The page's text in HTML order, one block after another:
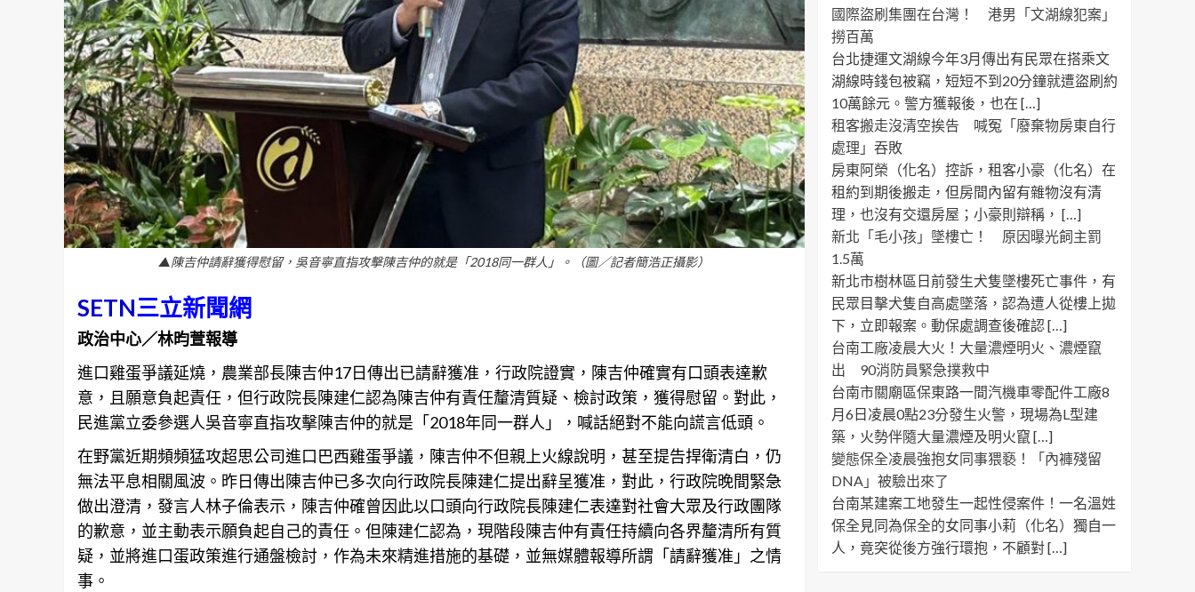
▲陳吉仲請辭獲得慰留，吳音寧直指攻擊陳吉仲的就是「2018同一群人」。（圖／記者簡浩正攝影）
SETN三立新聞網
政治中心／林昀萱報導
進口雞蛋爭議延燒， 農業部長陳吉仲17日傳出已請辭獲准，行政院證實，陳吉仲確實有口頭表達歉
意，且願意負起責任，但行政院長陳建仁認為陳吉仲有責任釐清質疑、檢討政策，獲得慰留。對此，
民進黨立委參選人吳音寧直指攻擊陳吉仲的就是「2018年同一群人」，喊話絕對不能向謊言低頭。
在野黨近期頻頻猛攻超思公司進口巴西雞蛋爭議，陳吉仲不但親上火線說明，甚至提告捍衛清白，仍
無法平息相關風波。昨日傳出陳吉仲已多次向行政院長陳建仁提出辭呈獲准，對此，行政院晚間緊急
做出澄清，發言人林子倫表示，陳吉仲確曾因此以口頭向行政院長陳建仁表達對社會大眾及行政團隊
的歉意，並主動表示願負起自己的責任。但陳建仁認為，現階段陳吉仲有責任持續向各界釐清所有質
疑，並將進口蛋政策進行通盤檢討，作為未來精進措施的基礎，並無媒體報導所謂「請辭獲准」之情
事。
國際盜刷集團在台灣！ 港男「文湖線犯案」
撈百萬
台北捷運文湖線今年3月傳出有民眾在搭乘文
湖線時錢包被竊，短短不到20分鐘就遭盜刷約
10萬餘元。警方獲報後，也在 […]
租客搬走沒清空挨告 喊冤「廢棄物房東自行
處理」吞敗
房東阿榮（化名）控訴，租客小豪（化名）在
租約到期後搬走，但房間內留有雜物沒有清
理，也沒有交還房屋；小豪則辯稱， […]
新北「毛小孩」墜樓亡！ 原因曝光飼主罰
1.5萬
新北市樹林區日前發生犬隻墜樓死亡事件，有
民眾目擊犬隻自高處墜落，認為遭人從樓上拋
下，立即報案。動保處調查後確認 […]
台南工廠凌晨大火！大量濃煙明火、濃煙竄
出 90消防員緊急撲救中
台南市關廟區保東路一間汽機車零配件工廠8
月6日凌晨0點23分發生火警，現場為L型建
築，火勢伴隨大量濃煙及明火竄 […]
變態保全凌晨強抱女同事猥褻！「內褲殘留
DNA」被驗出來了
台南某建案工地發生一起性侵案件！一名溫姓
保全見同為保全的女同事小莉（化名）獨自一
人，竟突從後方強行環抱，不顧對 […]